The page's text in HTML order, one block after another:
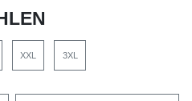
XXL 3XL